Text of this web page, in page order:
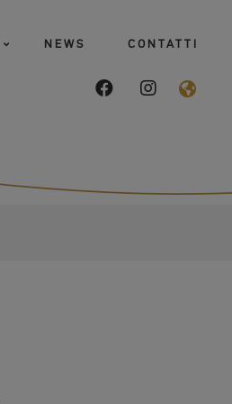
NEWS CONTATTI
facebookinstagram